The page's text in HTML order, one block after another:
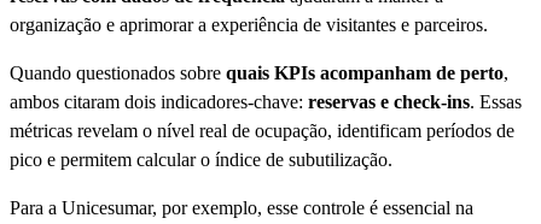
organização e aprimorar a experiência de visitantes e parceiros.
Quando questionados sobre quais KPIs acompanham de perto,
ambos citaram dois indicadores-chave: reservas e check-ins. Essas
métricas revelam o nível real de ocupação, identificam períodos de
pico e permitem calcular o índice de subutilização.
Para a Unicesumar, por exemplo, esse controle é essencial na